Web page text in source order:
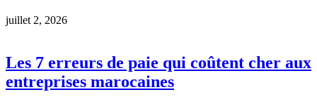
juillet 2, 2026
Les 7 erreurs de paie qui coûtent cher aux
entreprises marocaines